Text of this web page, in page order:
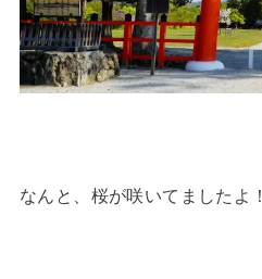
なんと、桜が咲いてましたよ！